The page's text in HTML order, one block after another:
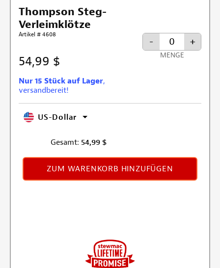
Thompson Steg-
Verleimklötze
Artikel # 4608
54,99 $
Nur 15 Stück auf Lager,
versandbereit!
- +
MENGE
US-Dollar
Gesamt: 54,99 $
ZUM WARENKORB HINZUFÜGEN